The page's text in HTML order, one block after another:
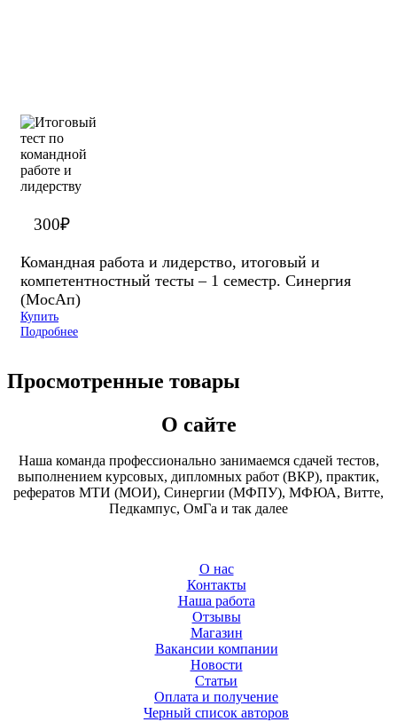
300₽
Командная работа и лидерство, итоговый и
компетентностный тесты – 1 семестр. Синергия
(МосАп)
Купить
Подробнее
Просмотренные товары
О сайте
Наша команда профессионально занимаемся сдачей тестов,
выполнением курсовых, дипломных работ (ВКР), практик,
рефератов МТИ (МОИ), Синергии (МФПУ), МФЮА, Витте,
Педкампус, ОмГа и так далее
О нас
Контакты
Наша работа
Отзывы
Магазин
Вакансии компании
Новости
Статьи
Оплата и получение
Черный список авторов